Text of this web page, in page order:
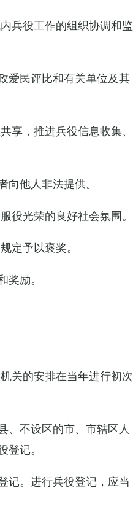
兵役工作的组织协调和监
爱民评比和有关单位及其
享，推进兵役信息收集、
他人非法提供。
役光荣的良好社会氛围。
定予以褒奖。
励。
关的安排在当年进行初次
、不设区的市、市辖区人
记。
记。进行兵役登记，应当